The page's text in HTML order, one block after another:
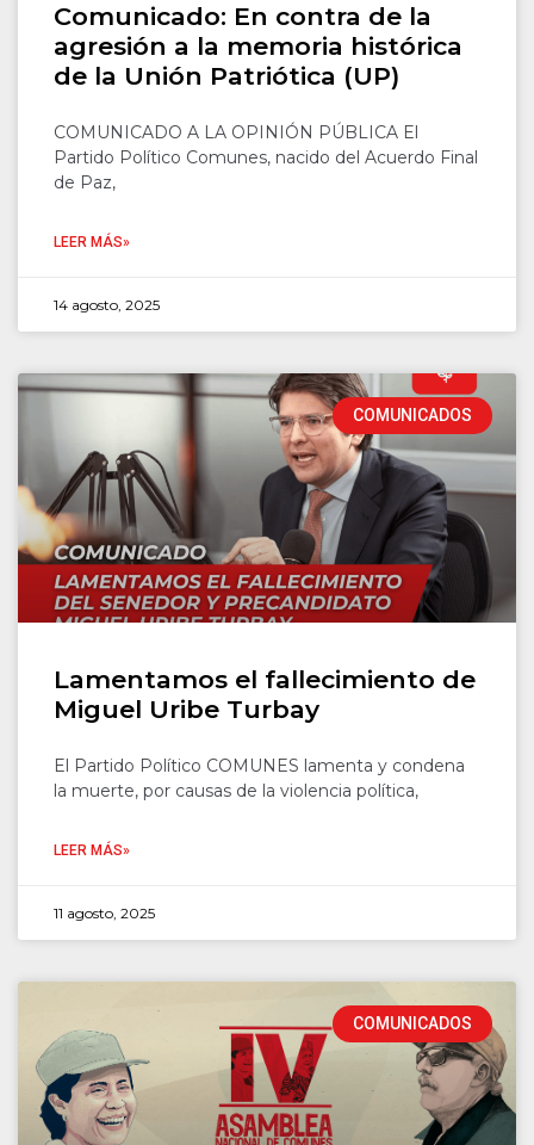
Comunicado: En contra de la
agresión a la memoria histórica
de la Unión Patriótica (UP)
COMUNICADO A LA OPINIÓN PÚBLICA El
Partido Político Comunes, nacido del Acuerdo Final
de Paz,
LEER MÁS»
14 agosto, 2025
COMUNICADOS
Lamentamos el fallecimiento de
Miguel Uribe Turbay
El Partido Político COMUNES lamenta y condena
la muerte, por causas de la violencia política,
LEER MÁS»
11 agosto, 2025
COMUNICADOS